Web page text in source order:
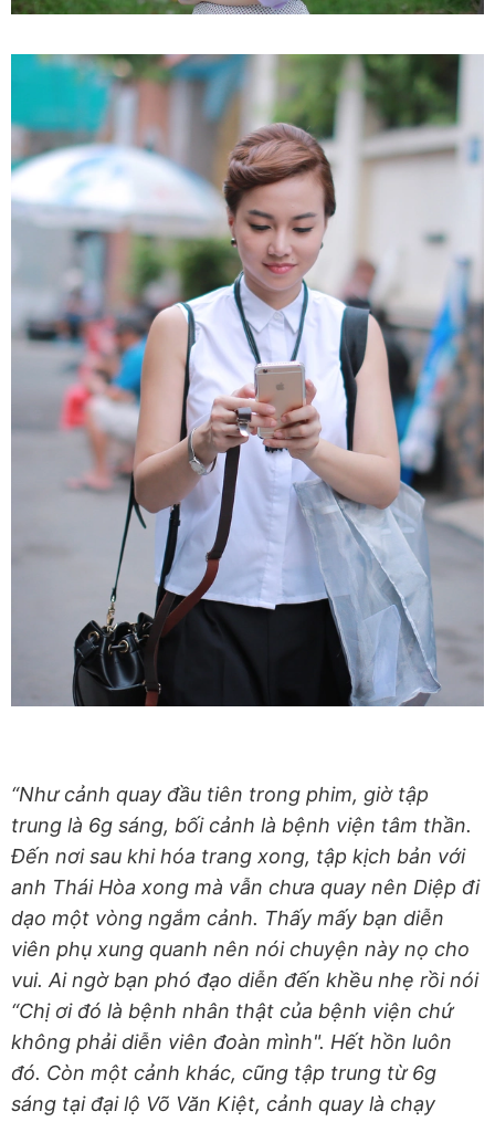
“Như cảnh quay đầu tiên trong phim, giờ tập
trung là 6g sáng, bối cảnh là bệnh viện tâm thần.
Đến nơi sau khi hóa trang xong, tập kịch bản với
anh Thái Hòa xong mà vẫn chưa quay nên Diệp đi
dạo một vòng ngắm cảnh. Thấy mấy bạn diễn
viên phụ xung quanh nên nói chuyện này nọ cho
vui. Ai ngờ bạn phó đạo diễn đến khều nhẹ rồi nói
“Chị ơi đó là bệnh nhân thật của bệnh viện chứ
không phải diễn viên đoàn mình". Hết hồn luôn
đó. Còn một cảnh khác, cũng tập trung từ 6g
sáng tại đại lộ Võ Văn Kiệt, cảnh quay là chạy